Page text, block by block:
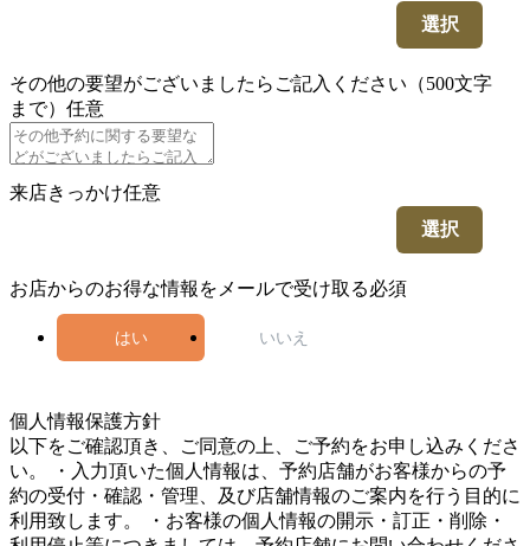
選択
その他の要望がございましたらご記入ください（500文字
まで） 任意
来店きっかけ任意
選択
お店からのお得な情報をメールで受け取る必須
はい いいえ
個人情報保護方針
以下をご確認頂き、ご同意の上、ご予約をお申し込みくださ
い。 ・入力頂いた個人情報は、予約店舗がお客様からの予
約の受付・確認・管理、及び店舗情報のご案内を行う目的に
利用致します。 ・お客様の個人情報の開示・訂正・削除・